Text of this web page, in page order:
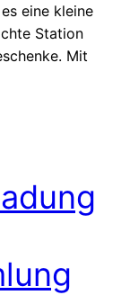
eine kleine
Station
Mit